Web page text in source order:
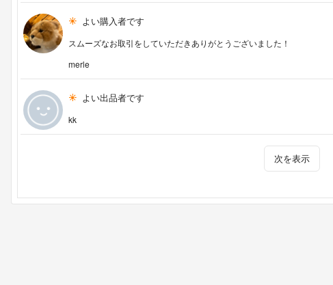
よい購入者です
スムーズなお取引をしていただきありがとうございました！
merle
よい出品者です
kk
次を表示